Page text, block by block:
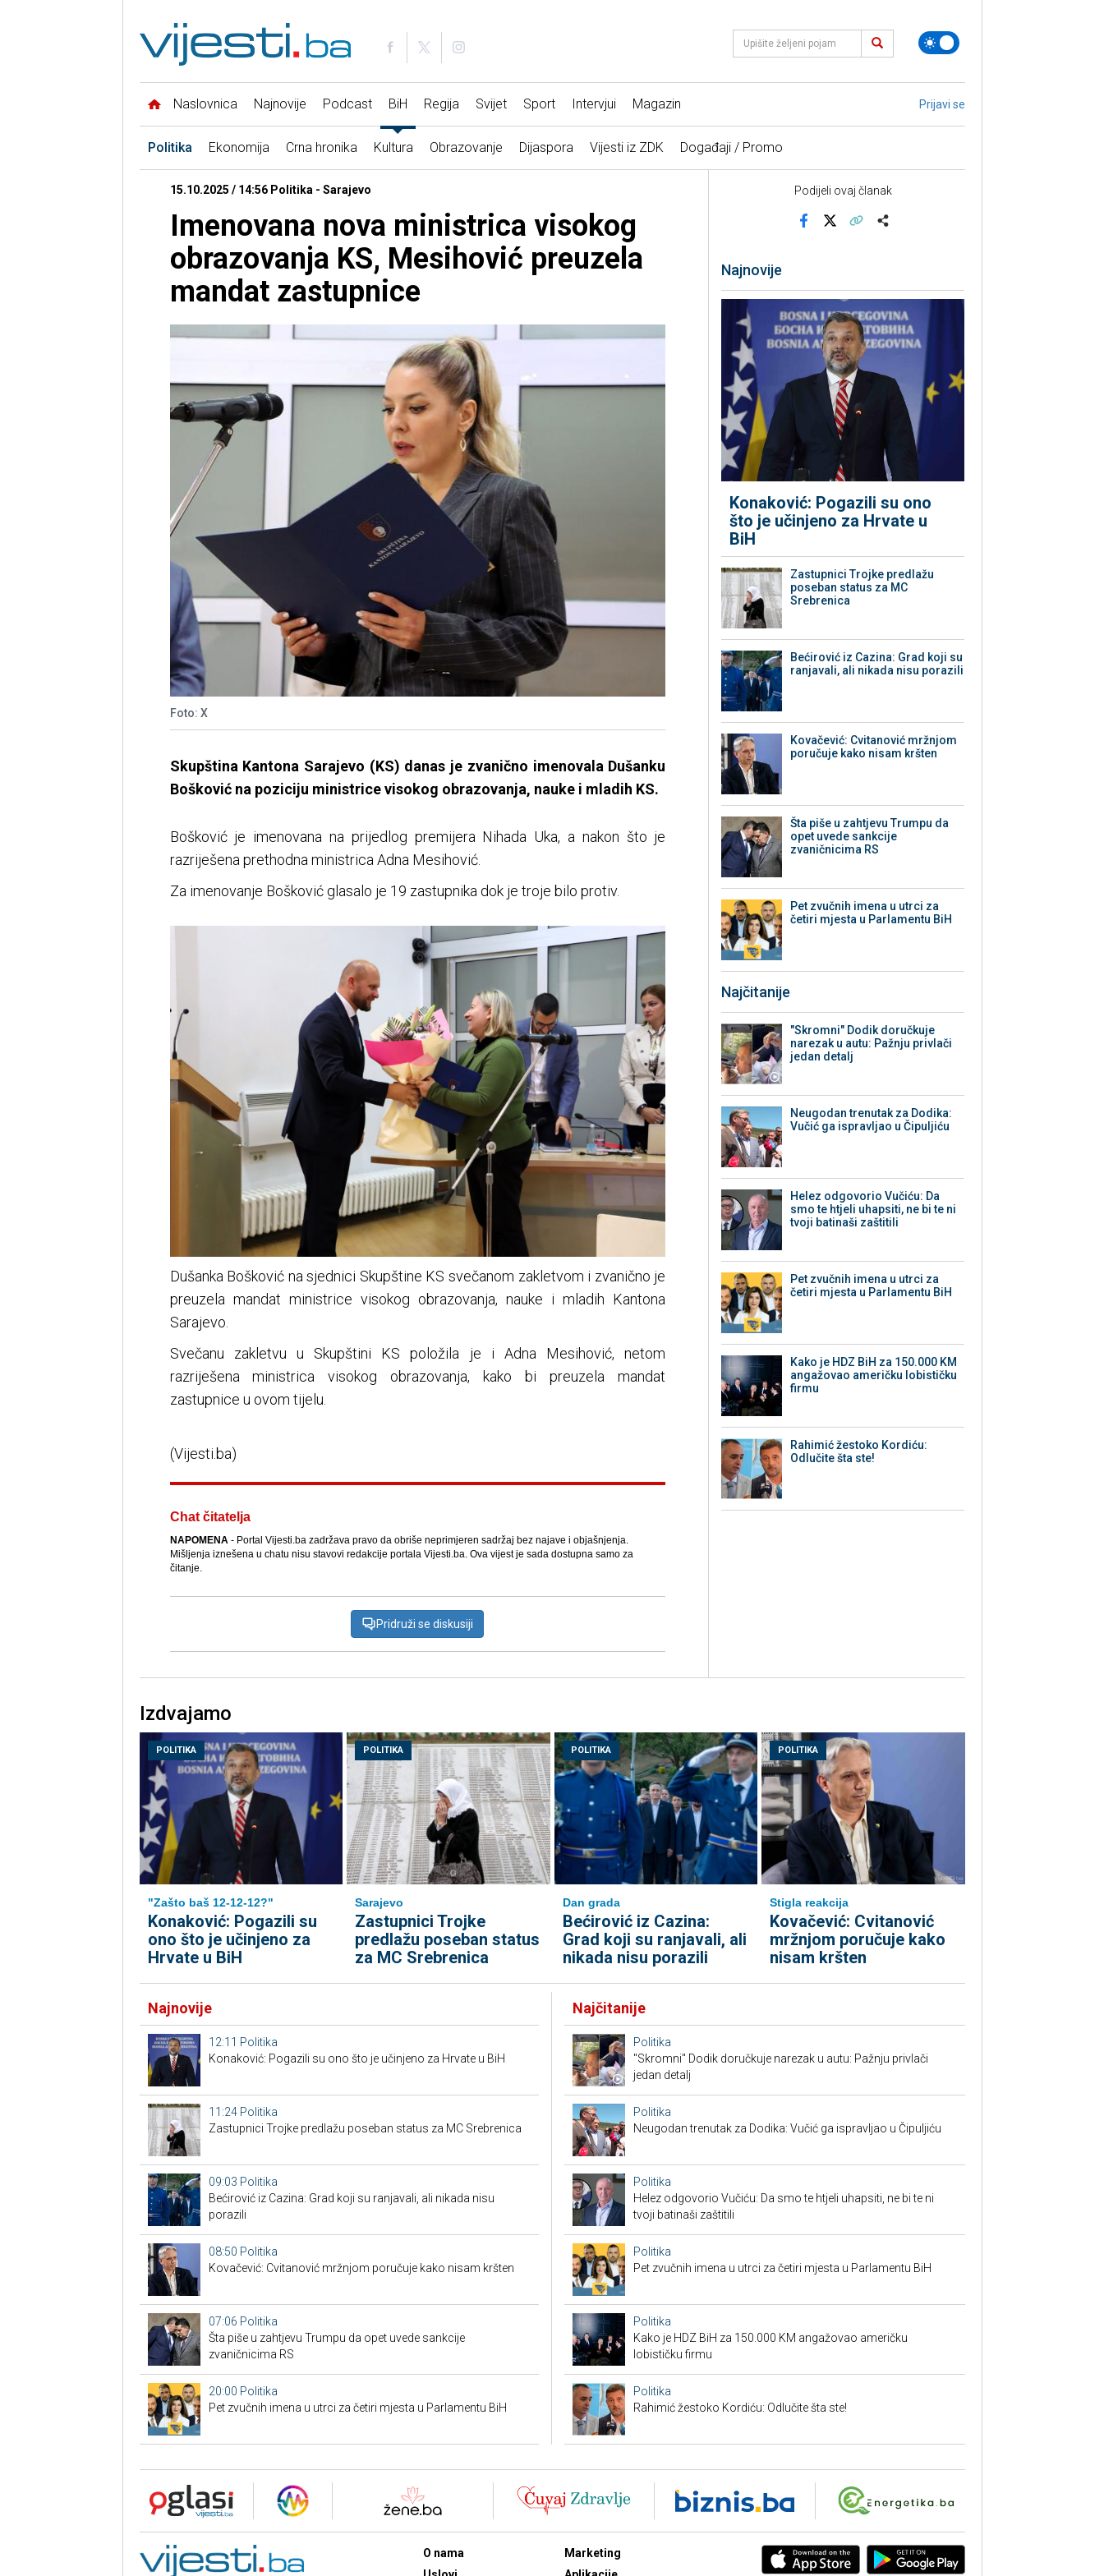
Naslovnica Najnovije Podcast BiH Regija Svijet Sport Intervjui Magazin Prijavi se
Politika Ekonomija Crna hronika Kultura Obrazovanje Dijaspora Vijesti iz ZDK Događaji / Promo
15.10.2025 / 14:56 Politika - Sarajevo
Imenovana nova ministrica visokog
obrazovanja KS, Mesihović preuzela
mandat zastupnice
Foto: X
Skupština Kantona Sarajevo (KS) danas je zvanično imenovala Dušanku
Bošković na poziciju ministrice visokog obrazovanja, nauke i mladih KS.
Bošković je imenovana na prijedlog premijera Nihada Uka, a nakon što je
razriješena prethodna ministrica Adna Mesihović.
Za imenovanje Bošković glasalo je 19 zastupnika dok je troje bilo protiv.
Dušanka Bošković na sjednici Skupštine KS svečanom zakletvom i zvanično je
preuzela mandat ministrice visokog obrazovanja, nauke i mladih Kantona
Sarajevo.
Svečanu zakletvu u Skupštini KS položila je i Adna Mesihović, netom
razriješena ministrica visokog obrazovanja, kako bi preuzela mandat
zastupnice u ovom tijelu.
(Vijesti.ba)
Chat čitatelja
NAPOMENA - Portal Vijesti.ba zadržava pravo da obriše neprimjeren sadržaj bez najave i objašnjenja.
Mišljenja iznešena u chatu nisu stavovi redakcije portala Vijesti.ba. Ova vijest je sada dostupna samo za
čitanje.
Pridruži se diskusiji
Podijeli ovaj članak
Najnovije
Konaković: Pogazili su ono
što je učinjeno za Hrvate u
BiH
Zastupnici Trojke predlažu
poseban status za MC
Srebrenica
Bećirović iz Cazina: Grad koji su
ranjavali, ali nikada nisu porazili
Kovačević: Cvitanović mržnjom
poručuje kako nisam kršten
Šta piše u zahtjevu Trumpu da
opet uvede sankcije
zvaničnicima RS
Pet zvučnih imena u utrci za
četiri mjesta u Parlamentu BiH
Najčitanije
"Skromni" Dodik doručkuje
narezak u autu: Pažnju privlači
jedan detalj
Neugodan trenutak za Dodika:
Vučić ga ispravljao u Čipuljiću
Helez odgovorio Vučiću: Da
smo te htjeli uhapsiti, ne bi te ni
tvoji batinaši zaštitili
Pet zvučnih imena u utrci za
četiri mjesta u Parlamentu BiH
Kako je HDZ BiH za 150.000 KM
angažovao američku lobističku
firmu
Rahimić žestoko Kordiću:
Odlučite šta ste!
Izdvajamo
POLITIKA
"Zašto baš 12-12-12?"
Konaković: Pogazili su
ono što je učinjeno za
Hrvate u BiH
POLITIKA
Sarajevo
Zastupnici Trojke
predlažu poseban status
za MC Srebrenica
POLITIKA
Dan grada
Bećirović iz Cazina:
Grad koji su ranjavali, ali
nikada nisu porazili
POLITIKA
Stigla reakcija
Kovačević: Cvitanović
mržnjom poručuje kako
nisam kršten
Najnovije
12:11 Politika
Konaković: Pogazili su ono što je učinjeno za Hrvate u BiH
11:24 Politika
Zastupnici Trojke predlažu poseban status za MC Srebrenica
09:03 Politika
Bećirović iz Cazina: Grad koji su ranjavali, ali nikada nisu
porazili
08:50 Politika
Kovačević: Cvitanović mržnjom poručuje kako nisam kršten
07:06 Politika
Šta piše u zahtjevu Trumpu da opet uvede sankcije
zvaničnicima RS
20:00 Politika
Pet zvučnih imena u utrci za četiri mjesta u Parlamentu BiH
Najčitanije
Politika
"Skromni" Dodik doručkuje narezak u autu: Pažnju privlači
jedan detalj
Politika
Neugodan trenutak za Dodika: Vučić ga ispravljao u Čipuljiću
Politika
Helez odgovorio Vučiću: Da smo te htjeli uhapsiti, ne bi te ni
tvoji batinaši zaštitili
Politika
Pet zvučnih imena u utrci za četiri mjesta u Parlamentu BiH
Politika
Kako je HDZ BiH za 150.000 KM angažovao američku
lobističku firmu
Politika
Rahimić žestoko Kordiću: Odlučite šta ste!
O nama
Marketing